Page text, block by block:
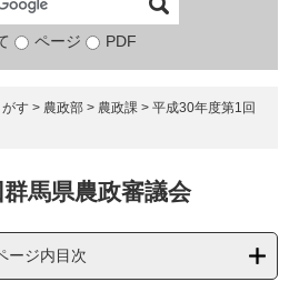
検
象
ページ PDF
す > 農政部 > 農政課 > 平成30年度第1回
馬県農政審議会
ージ内目次